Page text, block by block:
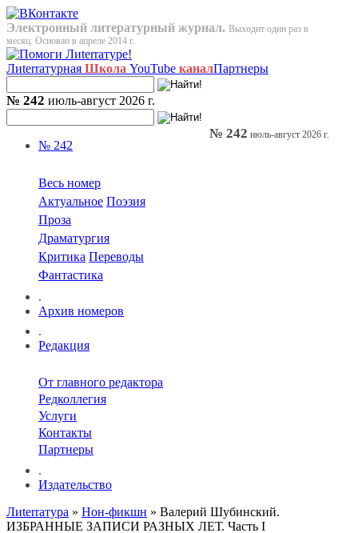
Электронный литературный журнал. Выходит один раз в
месяц. Основан в апреле 2014 г.
Лиterraтурная Школа YouTube каналПартнеры
№ 242 июль-август 2026 г.
№ 242
Весь номер
Актуальное Поэзия
Проза
Драматургия
Критика Переводы
Фантастика
.
Архив номеров
.
Редакция
От главного редактора
Редколлегия
Услуги
Контакты
Партнеры
.
Издательство
№ 242 июль-август 2026 г.
Лиterraтура » Нон-фикшн » Валерий Шубинский.
ИЗБРАННЫЕ ЗАПИСИ РАЗНЫХ ЛЕТ. Часть I